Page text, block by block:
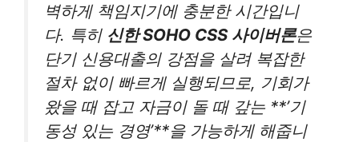
벽하게 책임지기에 충분한 시간입니
다. 특히 신한 SOHO CSS 사이버론은
단기 신용대출의 강점을 살려 복잡한
절차 없이 빠르게 실행되므로, 기회가
왔을 때 잡고 자금이 돌 때 갚는 **’기
동성 있는 경영’**을 가능하게 해줍니